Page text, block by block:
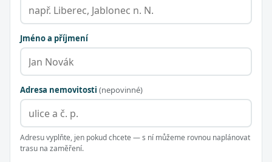
Jméno a příjmení
Adresa nemovitosti (nepovinné)
Adresu vyplňte, jen pokud chcete — s ní můžeme rovnou naplánovat
trasu na zaměření.